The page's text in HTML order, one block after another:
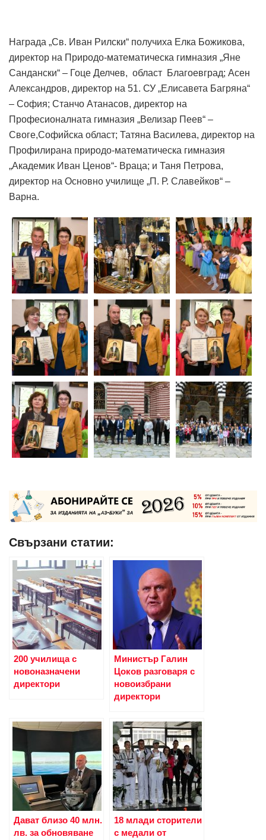
Награда „Св. Иван Рилски“ получиха Елка Божикова,
директор на Природо-математическа гимназия „Яне
Сандански“ – Гоце Делчев, област Благоевград; Асен
Александров, директор на 51. СУ „Елисавета Багряна“
– София; Станчо Атанасов, директор на
Професионалната гимназия „Велизар Пеев“ –
Своге,Софийска област; Татяна Василева, директор на
Профилирана природо-математическа гимназия
„Академик Иван Ценов“- Враца; и Таня Петрова,
директор на Основно училище „П. Р. Славейков“ –
Варна.
Свързани статии:
200 училища с
новоназначени
директори
Министър Галин
Цоков разговаря с
новоизбрани
директори
Дават близо 40 млн.
лв. за обновяване
18 млади сторители
с медали от